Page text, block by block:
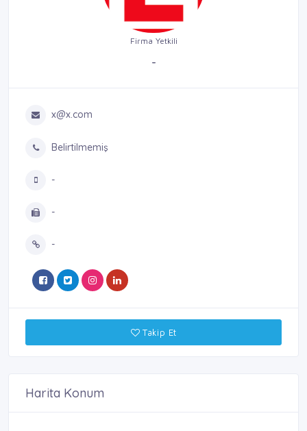
Firma Yetkili
-
x@x.com
Belirtilmemiş
-
-
-
Takip Et
Harita Konum